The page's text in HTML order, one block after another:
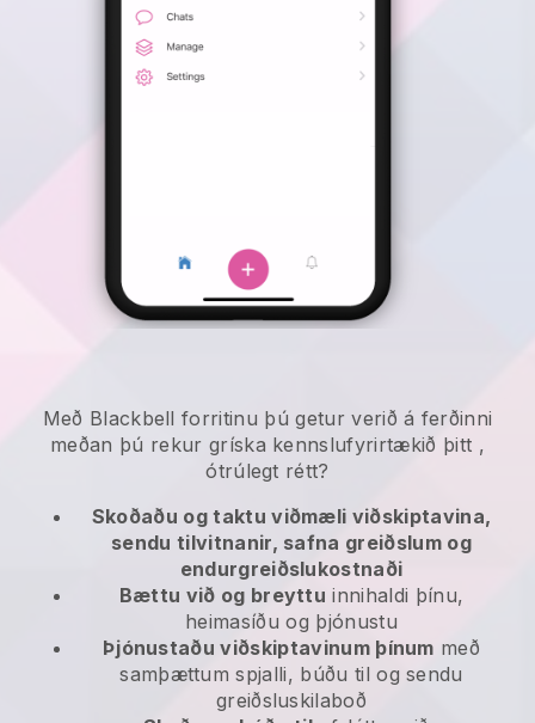
Með Blackbell forritinu þú getur verið á ferðinni
meðan þú rekur gríska kennslufyrirtækið þitt ,
ótrúlegt rétt?
Skoðaðu og taktu viðmæli viðskiptavina,
sendu tilvitnanir, safna greiðslum og
endurgreiðslukostnaði
Bættu við og breyttu innihaldi þínu,
heimasíðu og þjónustu
Þjónustaðu viðskiptavinum þínum með
samþættum spjalli, búðu til og sendu
greiðsluskilaboð